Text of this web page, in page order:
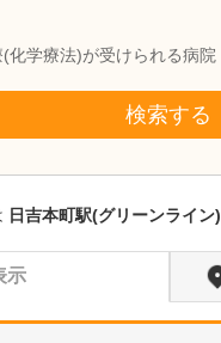
化学療法)が受けられる病院
検索する
日吉本町駅(グリーンライン)
示